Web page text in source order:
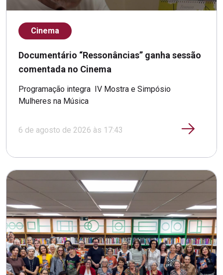
Cinema
Documentário “Ressonâncias” ganha sessão
comentada no Cinema
Programação integra IV Mostra e Simpósio
Mulheres na Música
6 de agosto de 2026 às 17:43